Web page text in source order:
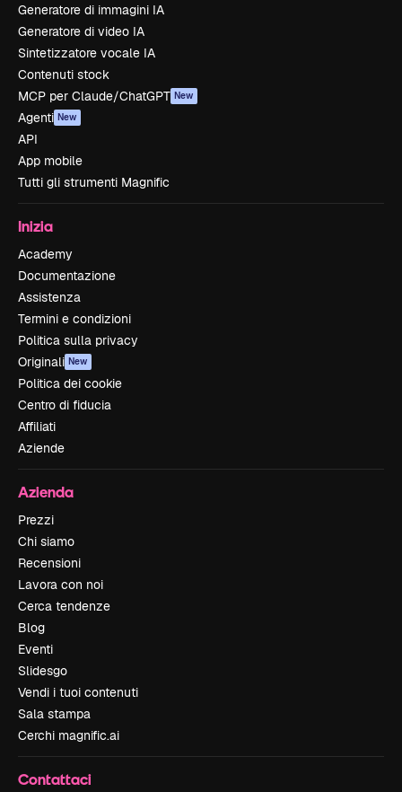
Generatore di immagini IA
Generatore di video IA
Sintetizzatore vocale IA
Contenuti stock
MCP per Claude/ChatGPT New
Agenti New
API
App mobile
Tutti gli strumenti Magnific
Inizia
Academy
Documentazione
Assistenza
Termini e condizioni
Politica sulla privacy
Originali New
Politica dei cookie
Centro di fiducia
Affiliati
Aziende
Azienda
Prezzi
Chi siamo
Recensioni
Lavora con noi
Cerca tendenze
Blog
Eventi
Slidesgo
Vendi i tuoi contenuti
Sala stampa
Cerchi magnific.ai
Contattaci